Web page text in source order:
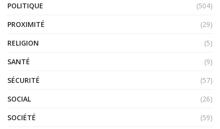
POLITIQUE
(504)
PROXIMITÉ
(29)
RELIGION
(5)
SANTÉ
(9)
SÉCURITÉ
(57)
SOCIAL
(26)
SOCIÉTÉ
(59)